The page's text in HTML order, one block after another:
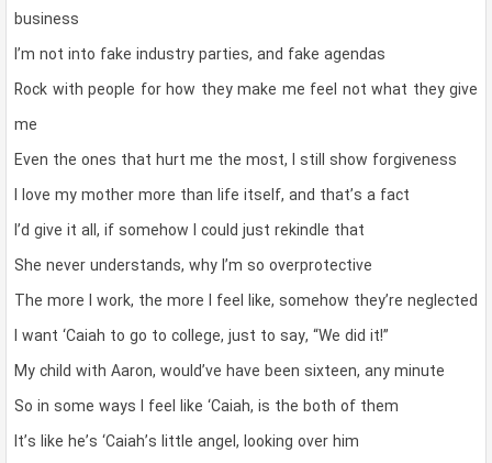
business
I’m not into fake industry parties, and fake agendas
Rock with people for how they make me feel not what they give
me
Even the ones that hurt me the most, I still show forgiveness
I love my mother more than life itself, and that’s a fact
I’d give it all, if somehow I could just rekindle that
She never understands, why I’m so overprotective
The more I work, the more I feel like, somehow they’re neglected
I want ‘Caiah to go to college, just to say, “We did it!”
My child with Aaron, would’ve have been sixteen, any minute
So in some ways I feel like ‘Caiah, is the both of them
It’s like he’s ‘Caiah’s little angel, looking over him